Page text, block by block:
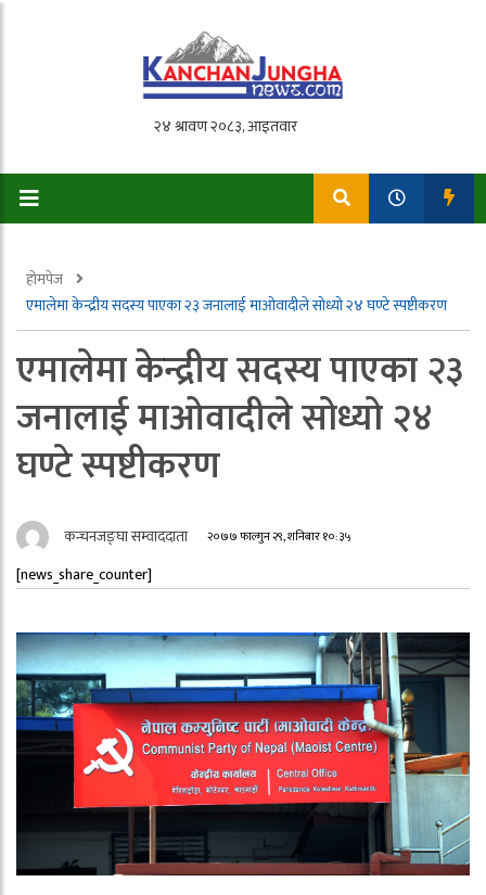
होमपेज
एमालेमा केन्द्रीय सदस्य पाएका २३ जनालाई माओवादीले सोध्यो २४ घण्टे स्पष्टीकरण
एमालेमा केन्द्रीय सदस्य पाएका २३
जनालाई माओवादीले सोध्यो २४
घण्टे स्पष्टीकरण
कन्चनजङ्घा सम्वाददाता २०७७ फाल्गुन २९, शनिबार १०:३५
[news_share_counter]